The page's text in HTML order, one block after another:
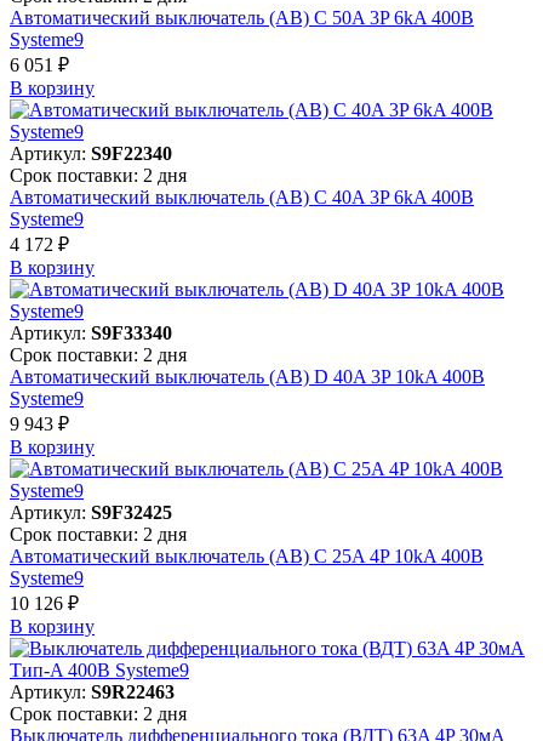
Автоматический выключатель (АВ) C 50A 3P 6kA 400В
Systeme9
6 051 ₽
В корзинy
Артикул: S9F22340
Срок поставки: 2 дня
Автоматический выключатель (АВ) C 40A 3P 6kA 400В
Systeme9
4 172 ₽
В корзинy
Артикул: S9F33340
Срок поставки: 2 дня
Автоматический выключатель (АВ) D 40A 3P 10kA 400В
Systeme9
9 943 ₽
В корзинy
Артикул: S9F32425
Срок поставки: 2 дня
Автоматический выключатель (АВ) C 25A 4P 10kA 400В
Systeme9
10 126 ₽
В корзинy
Артикул: S9R22463
Срок поставки: 2 дня
Выключатель дифференциального тока (ВДТ) 63A 4P 30мА